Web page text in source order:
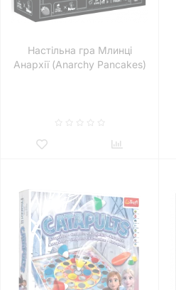
Настільна гра Млинці
Анархії (Anarchy Pancakes)